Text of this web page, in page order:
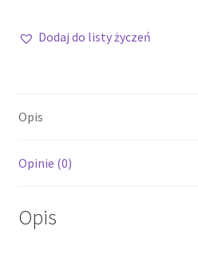
Dodaj do listy życzeń
Opis
Opinie (0)
Opis